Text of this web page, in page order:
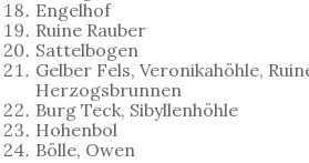
Engelhof
Ruine Rauber
Sattelbogen
Gelber Fels, Veronikahöhle,
Herzogsbrunnen
Burg Teck, Sibyllenhöhle
Hohenbol
Bölle, Owen